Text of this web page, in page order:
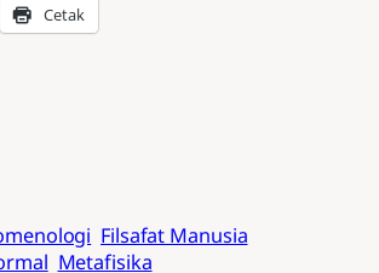
Cetak
Filsafat Manusia
Metafisika